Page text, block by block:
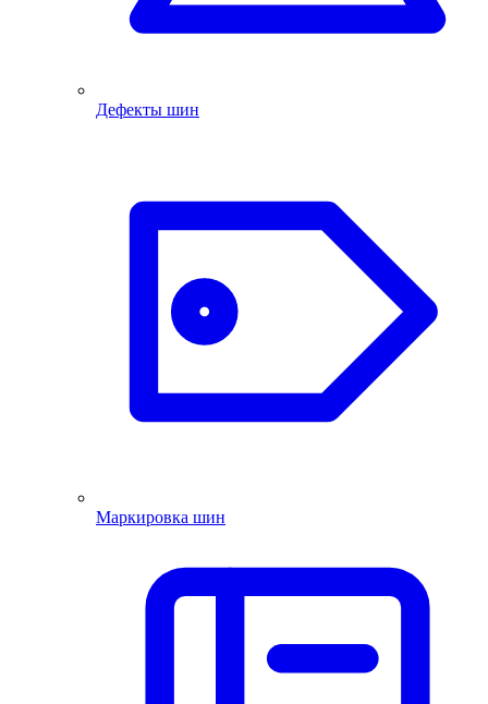
Дефекты шин
Маркировка шин